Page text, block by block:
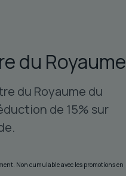
du Royaume
du Royaume du
de 15% sur
Non cumulable avec les promotions en